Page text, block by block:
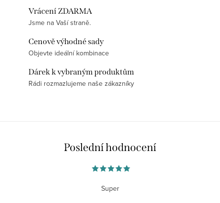
Vrácení ZDARMA
Jsme na Vaší straně.
Cenově výhodné sady
Objevte ideální kombinace
Dárek k vybraným produktům
Rádi rozmazlujeme naše zákazníky
Poslední hodnocení
Super